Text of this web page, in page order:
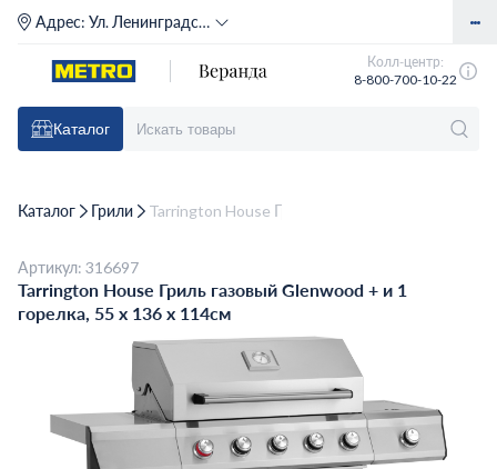
Адрес: Ул. Ленинградское шоссе, д. 71Г (м. Речной вокзал)
Колл-центр:
8-800-700-10-22
Каталог
Каталог Грили Tarrington House Гриль газовый Glenwood + и 1
Артикул: 316697
Tarrington House Гриль газовый Glenwood + и 1
горелка, 55 х 136 х 114см